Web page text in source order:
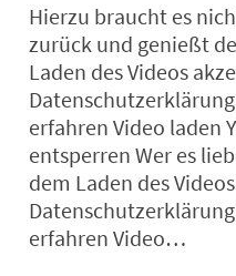
Hierzu braucht es
zurück und genießt
Laden des Videos
erfahren Video laden
entsperren Wer es
dem Laden des
erfahren Video…